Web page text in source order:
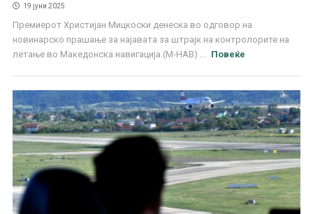
19 јуни 2025
Премиерот Христијан Мицкоски денеска во одговор на
новинарско прашање за најавата за штрајк на контролорите на
летање во Македонска навигација (М-НАВ) ...
Повеќе